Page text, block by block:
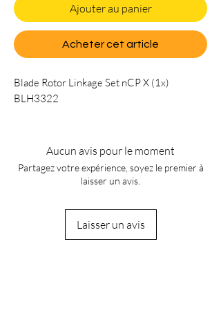
Ajouter au panier
Acheter cet article
Blade Rotor Linkage Set nCP X (1x)
BLH3322
Aucun avis pour le moment
Partagez votre expérience, soyez le premier à
laisser un avis.
Laisser un avis